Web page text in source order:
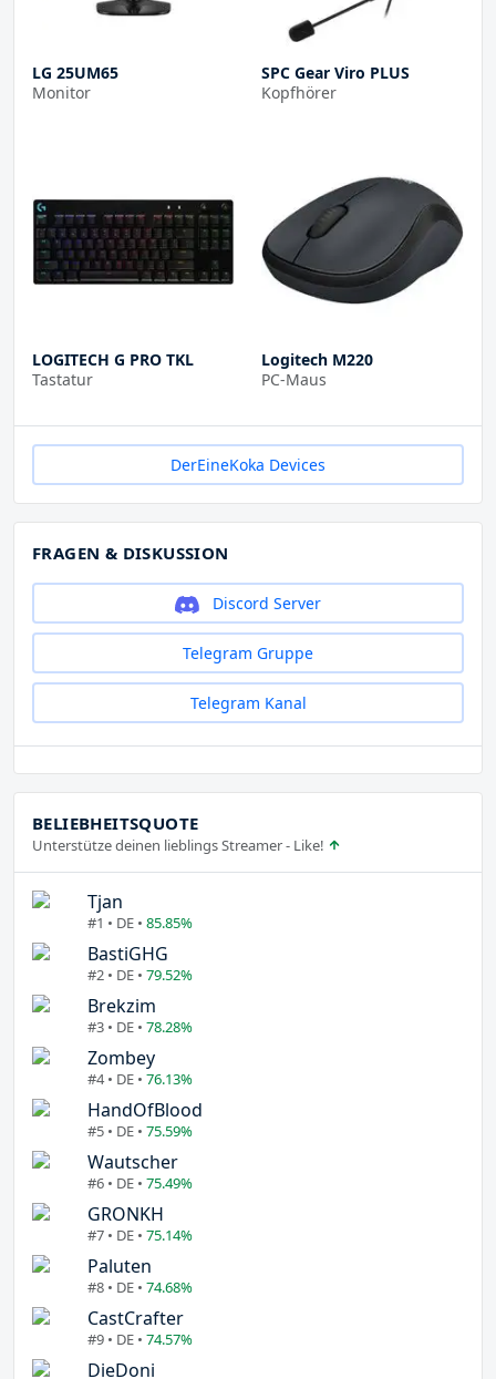
LG 25UM65
Monitor
SPC Gear Viro PLUS
Kopfhörer
LOGITECH G PRO TKL
Tastatur
Logitech M220
PC-Maus
DerEineKoka Devices
FRAGEN & DISKUSSION
Discord Server
Telegram Gruppe
Telegram Kanal
BELIEBHEITSQUOTE
Unterstütze deinen lieblings Streamer - Like!
Tjan
#1 • DE • 85.85%
BastiGHG
#2 • DE • 79.52%
Brekzim
#3 • DE • 78.28%
Zombey
#4 • DE • 76.13%
HandOfBlood
#5 • DE • 75.59%
Wautscher
#6 • DE • 75.49%
GRONKH
#7 • DE • 75.14%
Paluten
#8 • DE • 74.68%
CastCrafter
#9 • DE • 74.57%
DieDoni